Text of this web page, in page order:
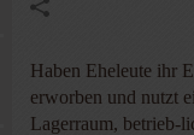
Haben Eheleute ihr
erworben und nutzt
Lagerraum, betrieb-